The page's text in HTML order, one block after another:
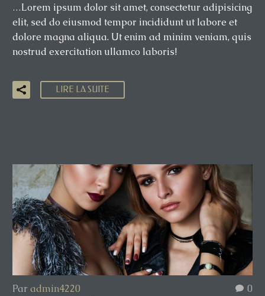
…Lorem ipsum dolor sit amet, consectetur adipisicing
elit, sed do eiusmod tempor incididunt ut labore et
dolore magna aliqua. Ut enim ad minim veniam, quis
nostrud exercitation ullamco laboris!
LIRE LA SUITE
0
Par admin4220